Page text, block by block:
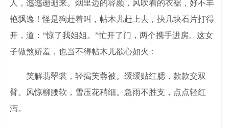
人，迤迤逦逦来。烟里边的容颜，风吹着的衣裾，好不丰
艳飘逸！怪是狗赶着叫，帖木儿赶上去，抉几块石片打得
开，道：“惊了我姐姐。”忙开了门，两个携手进房。这女
子做煞娇羞，也当不得帖木儿欲心如火：
笑解翡翠裳，轻揭芙蓉被。缓缓贴红腮，款款交双
臂。风惊柳腰软，雪压花稍细。急雨不胜支，点点轻红
泻。